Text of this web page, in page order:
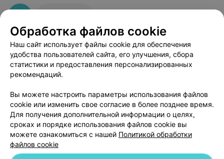
доступно по поводу диагноза ,назначил необходимые
Добавить специалиста
Обработка файлов cookie
Наш сайт использует файлы cookie для обеспечения
удобства пользователей сайта, его улучшения, сбора
статистики и предоставления персонализированных
рекомендаций.
Вы можете настроить параметры использования файлов
cookie или изменить свое согласие в более позднее время.
Для получения дополнительной информации о целях,
сроках и порядке использования файлов cookie вы
можете ознакомиться с нашей Политикой обработки
файлов cookie